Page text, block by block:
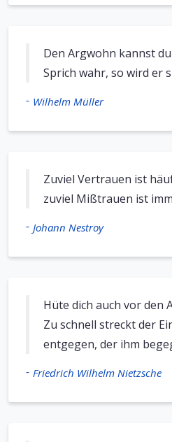
Den Argwohn kannst
Sprich wahr, so wird er
- Wilhelm Müller
Zuviel Vertrauen ist
zuviel Mißtrauen ist
- Johann Nestroy
Hüte dich auch vor den
Zu schnell streckt der
entgegen, der ihm
- Friedrich Wilhelm Nietzsche